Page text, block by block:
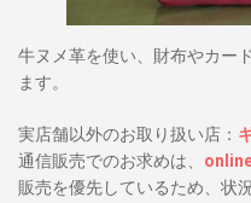
牛ヌメ革を使い、財布やカー
ます。
実店舗以外のお取り扱い店：
通信販売でのお求めは、
販売を優先しているため、状